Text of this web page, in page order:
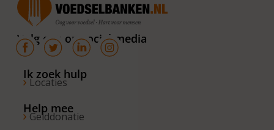
van 10.00 –
16.00 uur. Op
de vrijdagen
zijn wij
bereikbaar
van 10.00 –
Volg ons op social media
Ik zoek hulp
Locaties
Help mee
Gelddonatie